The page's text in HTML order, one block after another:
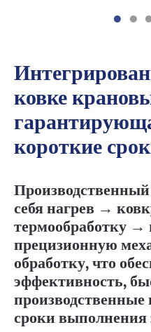
ковке
короткие
себя нагрев →
термообработку
прецизионную
обработку, что
эффективность,
сроки выполнения